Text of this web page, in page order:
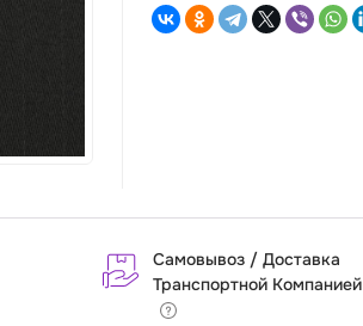
Самовывоз / Доставка
Транспортной Компанией